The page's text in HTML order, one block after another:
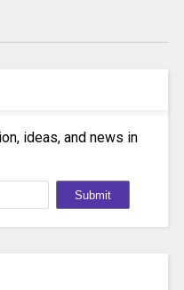
ideas, and news in